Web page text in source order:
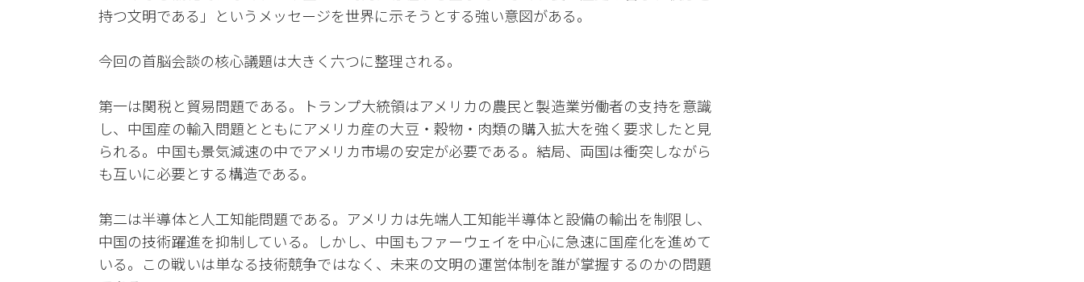
持つ文明である」というメッセージを世界に示そうとする強い意図がある。
今回の首脳会談の核心議題は大きく六つに整理される。
第一は関税と貿易問題である。トランプ大統領はアメリカの農民と製造業労働者の支持を意識
し、中国産の輸入問題とともにアメリカ産の大豆・穀物・肉類の購入拡大を強く要求したと見
られる。中国も景気減速の中でアメリカ市場の安定が必要である。結局、両国は衝突しながら
も互いに必要とする構造である。
第二は半導体と人工知能問題である。アメリカは先端人工知能半導体と設備の輸出を制限し、
中国の技術躍進を抑制している。しかし、中国もファーウェイを中心に急速に国産化を進めて
いる。この戦いは単なる技術競争ではなく、未来の文明の運営体制を誰が掌握するのかの問題